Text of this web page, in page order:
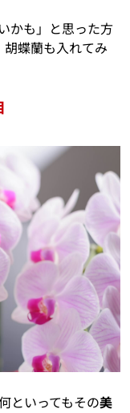
かも」と思った方
蝶蘭も入れてみ
といってもその美